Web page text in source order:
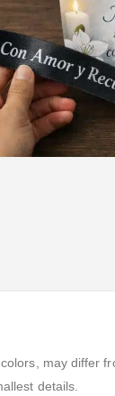
may differ
details.